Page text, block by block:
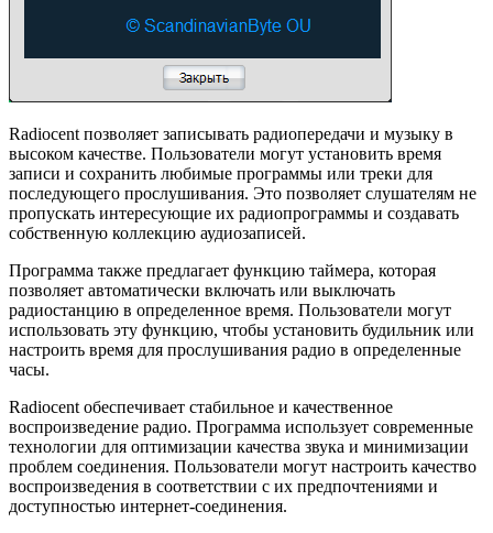
Radiocent позволяет записывать радиопередачи и музыку в
высоком качестве. Пользователи могут установить время
записи и сохранить любимые программы или треки для
последующего прослушивания. Это позволяет слушателям не
пропускать интересующие их радиопрограммы и создавать
собственную коллекцию аудиозаписей.
Программа также предлагает функцию таймера, которая
позволяет автоматически включать или выключать
радиостанцию в определенное время. Пользователи могут
использовать эту функцию, чтобы установить будильник или
настроить время для прослушивания радио в определенные
часы.
Radiocent обеспечивает стабильное и качественное
воспроизведение радио. Программа использует современные
технологии для оптимизации качества звука и минимизации
проблем соединения. Пользователи могут настроить качество
воспроизведения в соответствии с их предпочтениями и
доступностью интернет-соединения.